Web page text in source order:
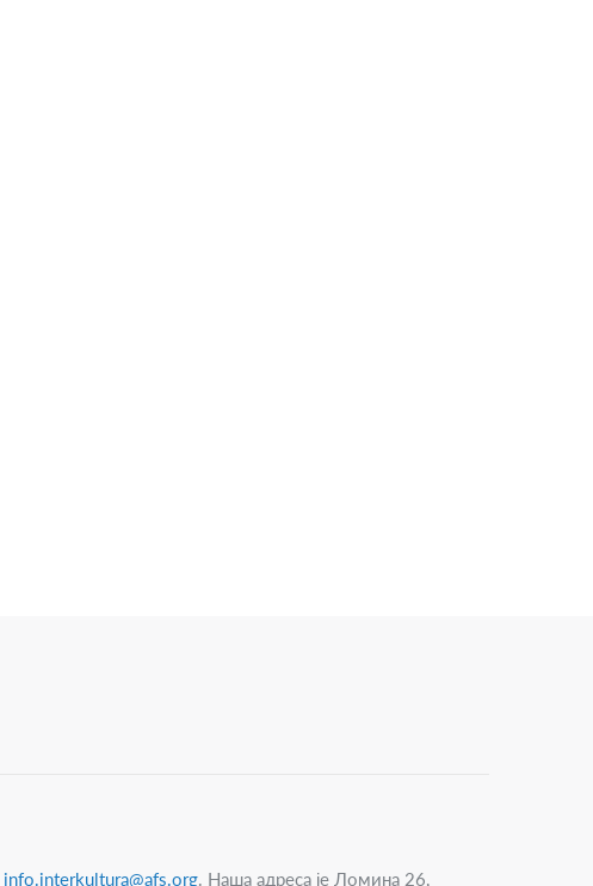
info.interkultura@afs.org. Наша адреса је Ломина 26,